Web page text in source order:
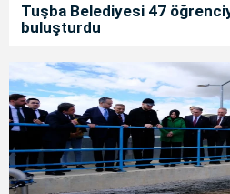
Tuşba Belediyesi 47
buluşturdu